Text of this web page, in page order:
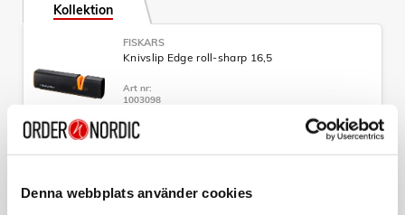
Denna webbplats använder cookies
Kollektion
FISKARS
Knivslip Edge roll-sharp 16,5
Art nr:
1003098
1003098
Rek: 299,00 kr
Tomatkniv 13cm Edge